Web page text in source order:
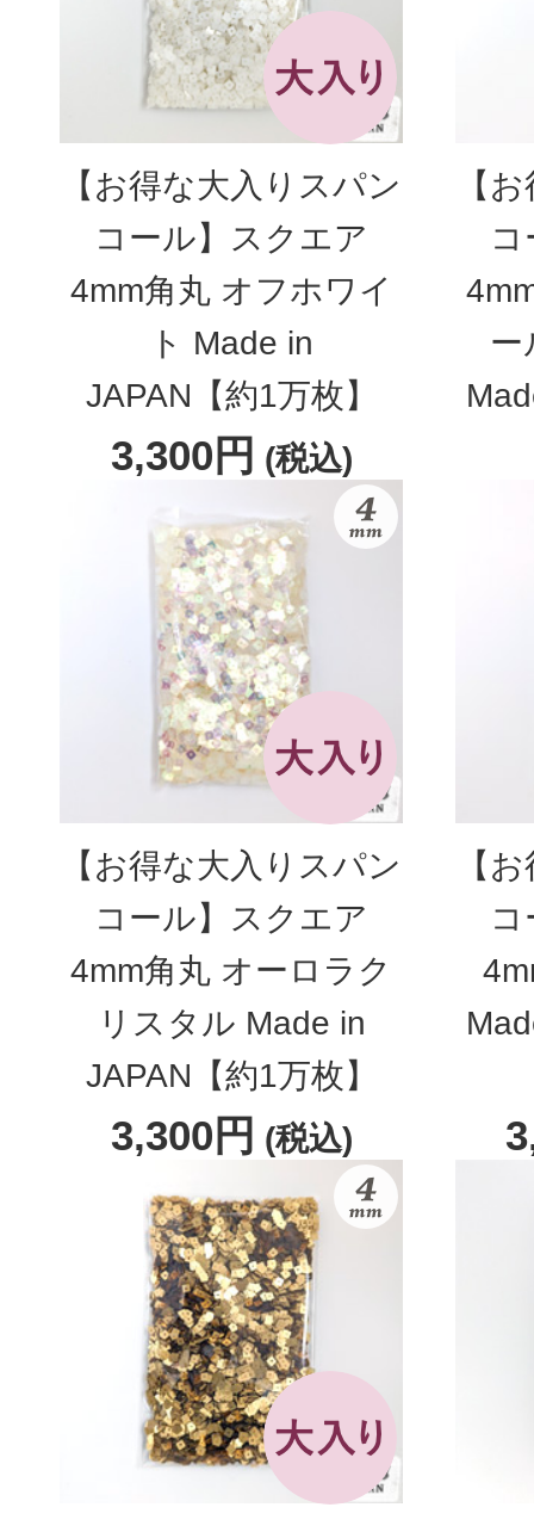
【お得な大入りスパン
コール】スクエア
4mm角丸 オフホワイ
ト Made in
JAPAN【約1万枚】
3,300円 (税込)
【
ー
【お得な大入りスパン
コール】スクエア
4mm角丸 オーロラク
リスタル Made in
JAPAN【約1万枚】
3,300円 (税込)
【